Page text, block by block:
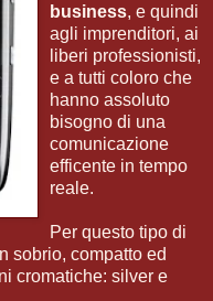
business, e quindi
agli imprenditori, ai
liberi professionisti,
e a tutti coloro che
hanno assoluto
bisogno di una
comunicazione
efficente in tempo
reale.
Per questo tipo di
sobrio, compatto ed
cromatiche: silver e